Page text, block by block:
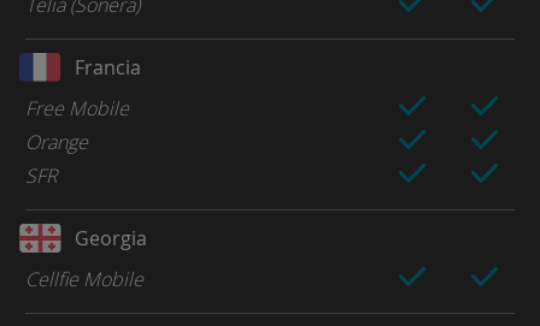
Francia
Free Mobile
Orange
SFR
Georgia
Cellfie Mobile